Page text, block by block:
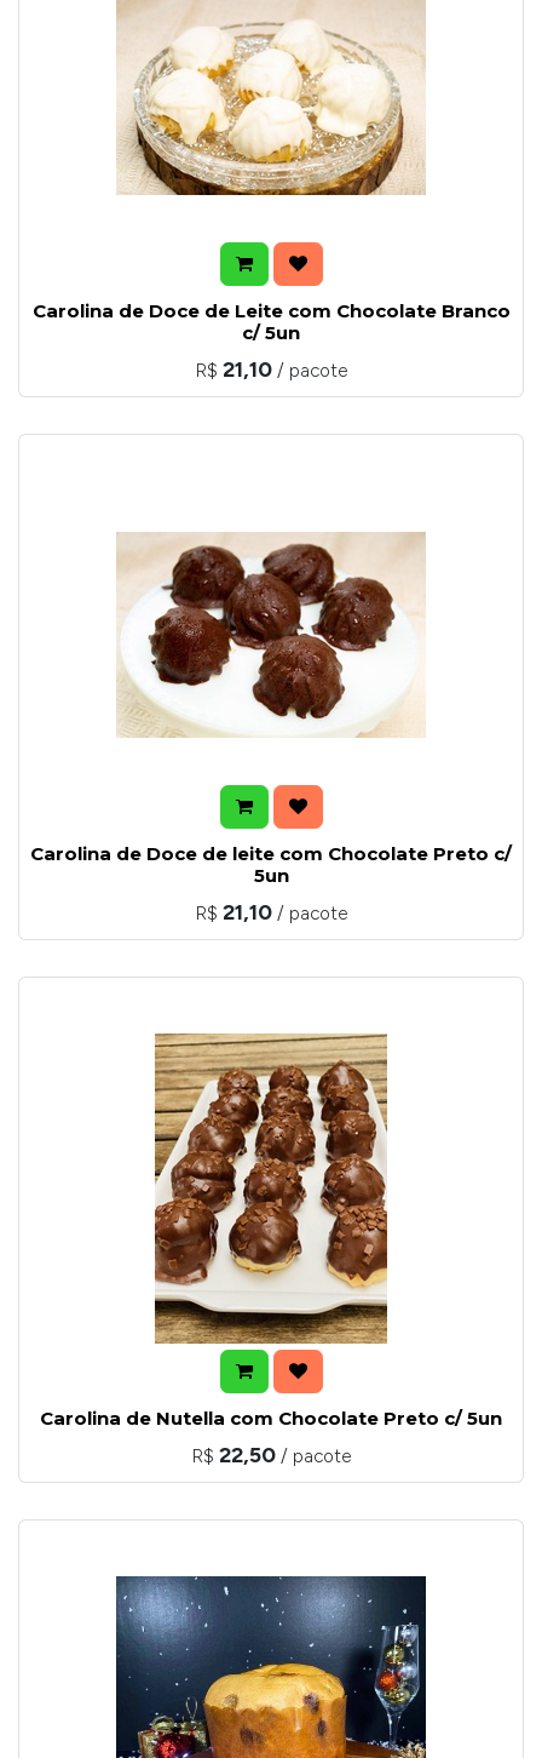
Carolina de Doce de Leite com Chocolate Branco
c/ 5un
R$ 21,10 / pacote
Carolina de Doce de leite com Chocolate Preto c/
5un
R$ 21,10 / pacote
Carolina de Nutella com Chocolate Preto c/ 5un
R$ 22,50 / pacote